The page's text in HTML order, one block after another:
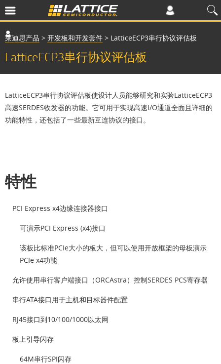
莱迪思产品 > 开发板和开发套件 > LatticeECP3串行协议评估板
LatticeECP3串行协议评估板
LatticeECP3串行协议评估板使设计人员能够研究和实验LatticeECP3
高速SERDES收发器的功能。它可用于实现高速I/O通道全面且详细的
功能特性，还包括了一些最新互连协议的接口。
特性
PCI Express x4边缘连接器接口
可演示PCI Express (x4)接口
该板比标准PCIe大小的板大，但可以使用开放框架的母板演示
PCIe x4功能
允许使用串行客户端接口（ORCAstra）控制SERDES PCS寄存器
串行ATA接口用于主机和目标器件配置
RJ45接口到10/100/1000以太网
板上引导闪存
64M串行SPI闪存